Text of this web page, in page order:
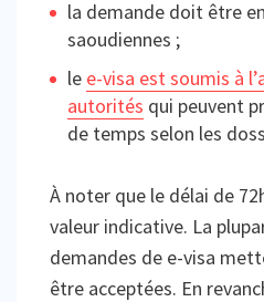
la demande doit être
saoudiennes ;
le e-visa est soumis à
autorités qui peuvent
de temps selon les
À noter que le délai de
valeur indicative. La
demandes de e-visa
être acceptées. En